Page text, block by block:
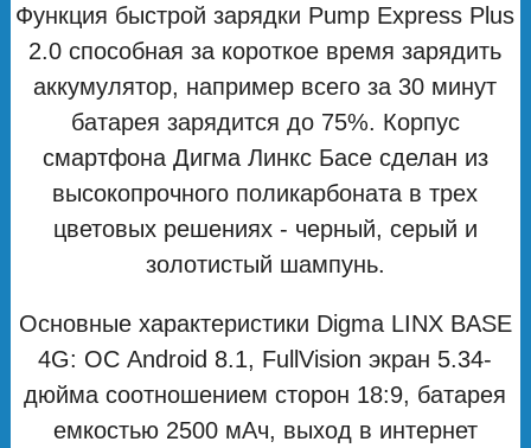
Функция быстрой зарядки Pump Express Plus
2.0 способная за короткое время зарядить
аккумулятор, например всего за 30 минут
батарея зарядится до 75%. Корпус
смартфона Дигма Линкс Басе сделан из
высокопрочного поликарбоната в трех
цветовых решениях - черный, серый и
золотистый шампунь.
Основные характеристики Digma LINX BASE
4G: ОС Android 8.1, FullVision экран 5.34-
дюйма соотношением сторон 18:9, батарея
емкостью 2500 мAч, выход в интернет